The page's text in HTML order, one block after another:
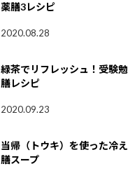
薬膳3レシピ
2020.08.28
緑茶でリフレッシュ！受験
膳レシピ
2020.09.23
当帰（トウキ）を使った冷
膳スープ